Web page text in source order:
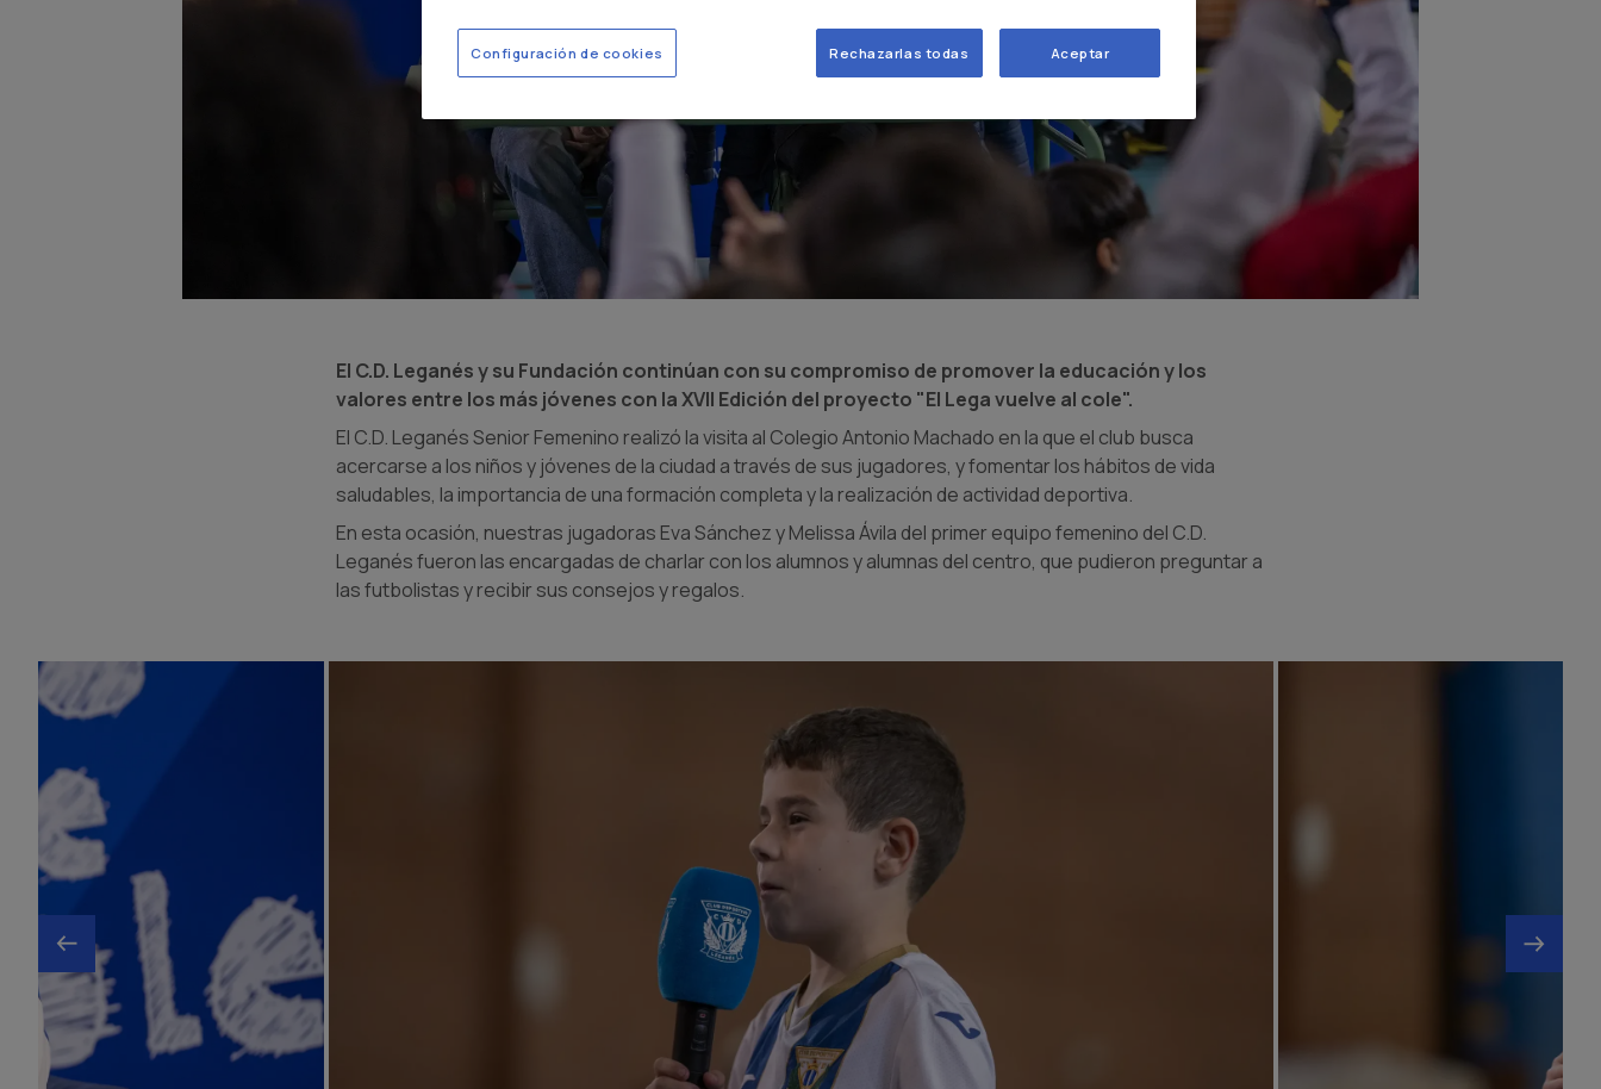
El C.D. Leganés y su Fundación continúan con su compromiso de promover la educación y los
valores entre los más jóvenes con la XVII Edición del proyecto "El Lega vuelve al cole".
El C.D. Leganés Senior Femenino realizó la visita al Colegio Antonio Machado en la que el club busca
acercarse a los niños y jóvenes de la ciudad a través de sus jugadores, y fomentar los hábitos de vida
saludables, la importancia de una formación completa y la realización de actividad deportiva.
En esta ocasión, nuestras jugadoras Eva Sánchez y Melissa Ávila del primer equipo femenino del C.D.
Leganés fueron las encargadas de charlar con los alumnos y alumnas del centro, que pudieron preguntar a
las futbolistas y recibir sus consejos y regalos.
Rechazarlas todas Aceptar
Configuración de cookies